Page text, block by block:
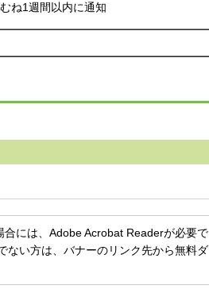
ね1週間以内に通知
には、Adobe Acrobat Readerが必要で
ない方は、バナーのリンク先から無料ダ